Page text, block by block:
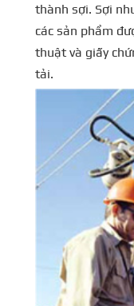
thành sợi. Sợi
các sản phẩm
thuật và giấy
tải.